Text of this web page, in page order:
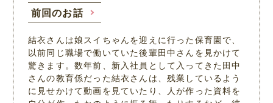
前回のお話
結衣さんは娘スイちゃんを迎えに行った保育園で、
以前同じ職場で働いていた後輩田中さんを見かけて
驚きます。数年前、新入社員として入ってきた田中
さんの教育係だった結衣さんは、残業しているよう
に見せかけて動画を見ていたり、人が作った資料を